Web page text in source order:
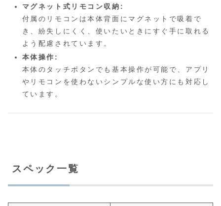
マグネット式リモコン収納:
付属のリモコンは本体背面にマグネットで吸着で
き、紛失しにくく、使いたいときにすぐ手に取れる
よう配慮されています。
本体操作:
本体のタッチボタンでも基本操作が可能で、アプリ
やリモコンを使わないシンプルな使い方にも対応し
ています。
スペック一覧